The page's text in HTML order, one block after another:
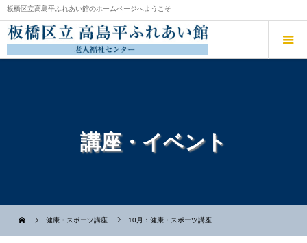
板橋区立高島平ふれあい館のホームページへようこそ
講座・イベント
健康・スポーツ講座 10月：健康・スポーツ講座